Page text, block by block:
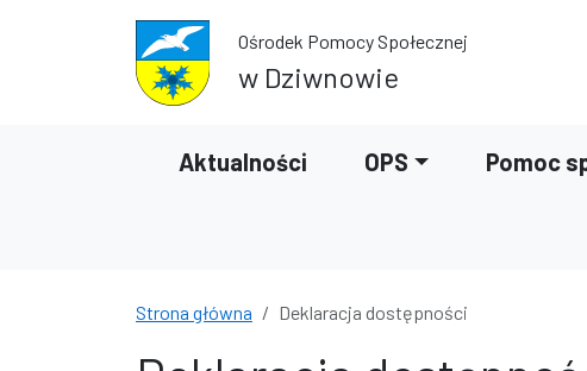
Przejdź do wyszukiwarki Ośrodek Pomocy Społecznej
w Dziwnowie
Aktualności OPS Pomoc
Strona główna Deklaracja dostępności